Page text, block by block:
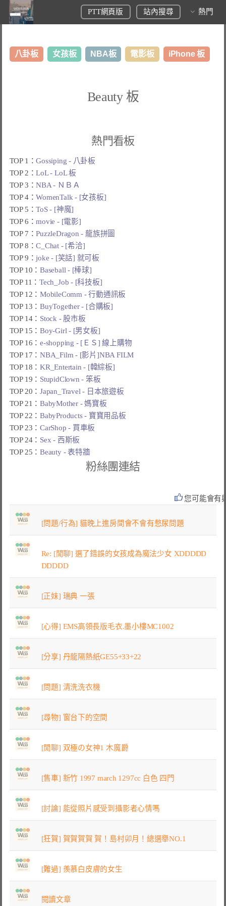
PTT網頁版 站內搜尋 熱門
八卦板 女孩板 NBA板 電影板 iPhone 板
Beauty 板
熱門看板
TOP 1：Gossiping - 八卦板
TOP 2：LoL - LoL 板
TOP 3：NBA - ＮＢＡ
TOP 4：WomenTalk - [女孩板]
TOP 5：ToS - [神魔]
TOP 6：movie - [電影]
TOP 7：PuzzleDragon - 龍族拼圖
TOP 8：C_Chat - [希洽]
TOP 9：joke - [笑話] 就可板
TOP 10：Baseball - [棒球]
TOP 11：Tech_Job - [科技板]
TOP 12：MobileComm - 行動通訊板
TOP 13：BuyTogether - [合購板]
TOP 14： Stock - 股市板
TOP 15：Boy-Girl - [男女板]
TOP 16：e-shopping - [ＥＳ] 線上購物
TOP 17：NBA_Film - [影片]NBA FILM
TOP 18：KR_Entertain - [韓綜板]
TOP 19： StupidClown - 笨板
TOP 20：Japan_Travel - 日本旅遊板
TOP 21：BabyMother - 媽寶板
TOP 22：BabyProducts - 寶寶用品板
TOP 23：CarShop - 買車板
TOP 24： Sex - 西斯板
TOP 25：Beauty - 表特牆
粉絲團連結
您可能會有
[問題/行為] 貓晚上進房間會不會有憋尿問題
Re: [閒聊] 選了錯誤的女孩成為魔法少女 XDDDDD
DDDDD
[正妹] 瑞典 一張
[心得] EMS高領長版毛衣.墨小樓MC1002
[分享] 丹龍隔熱紙GE55+33+22
[問題] 清洗洗衣機
[尋物] 窗台下的空間
[閒聊] 双極の女神1 木魔爵
[售車] 新竹 1997 march 1297cc 白色 四門
[討論] 能從照片感受到攝影者心情嗎
[狂賀] 賀賀賀賀 賀！島村卯月！總選舉NO.1
[難過] 羨慕白皮膚的女生
閱讀文章